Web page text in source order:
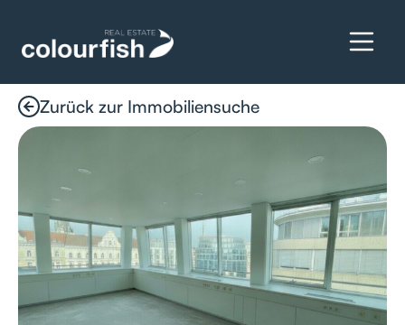
Zurück zur Immobiliensuche
Details anfragen